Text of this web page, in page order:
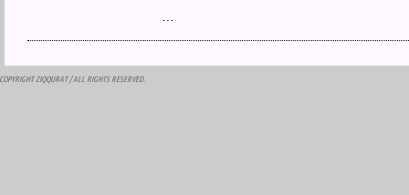
…
ZIQQURAT/ ALL RIGHTS RESERVED.